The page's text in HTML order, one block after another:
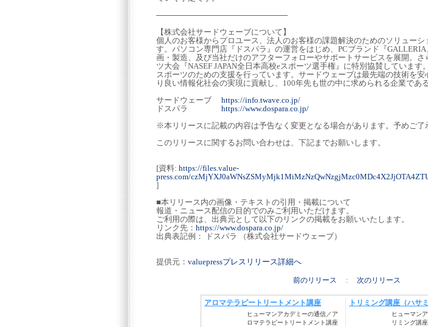
────────────────────────
【株式会社サードウェーブについて】
個人のお客様からプロユース、法人のお客様の課題解決のためのソリュー
す。パソコン専門店『ドスパラ』の運営をはじめ、PCブランド『
画・製造、及び当社だけのアフターフォローやサポートサービスを展開。さ
ツ大会『NASEF JAPAN全日本高校eスポーツ選手権』に特別協賛しています
スポーツのための支援を行っています。サードウェーブは最先端の技術を安
り良い情報化社会の実現に貢献し、100年先も世の中に求められる企業であ
サードウェーブ https://info.twave.co.jp/
ドスパラ https://www.dospara.co.jp/
※本リリースに記載の内容は予告なく変更となる場合があります。予めご了
このリリースに関するお問い合わせは、下記までお願いします。
[資料: https://files.value-
press.com/
]
■本リリース内の画像・テキストの引用・掲載について
報道・ニュース配信の目的でのみご利用いただけます。
ご利用の際は、出典元として以下のリンクの掲載をお願いいたします。
リンク先： https://www.dospara.co.jp/
出典表記例： ドスパラ （株式会社サードウェーブ）
提供元： valuepressプレスリリース詳細へ
前のリリース : 次のリリース